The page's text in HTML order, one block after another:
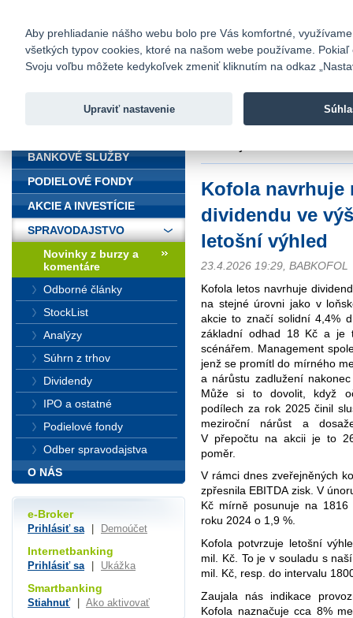
Fio banka
Fio banka
Kofola navrhuje
dividendu ve
letošní výhled
23.4.2026 19:29, BABKOFOL
Kofola letos navrhuje
na stejné úrovni jako v
akcie to značí solidní 4,4%
základní odhad 18 Kč a je
scénářem. Management
jenž se promítl do mírného
a nárůstu zadlužení
Může si to dovolit, když
podílech za rok 2025 činil
meziroční nárůst a
V přepočtu na akcii je to
poměr.
V rámci dnes zveřejněných
zpřesnila EBITDA zisk. V
Kč mírně posunuje na
roku 2024 o 1,9 %.
Kofola potvrzuje letošní
mil. Kč. To je v souladu s
mil. Kč, resp. do intervalu
Zaujala nás indikace
Kofola naznačuje cca 8%
BANKOVÉ SLUŽBY
PODIELOVÉ FONDY
AKCIE A INVESTÍCIE
SPRAVODAJSTVO
Novinky z burzy a
komentáre
Odborné články
StockList
Analýzy
Súhrn z trhov
Dividendy
IPO a ostatné
Podielové fondy
Odber spravodajstva
O NÁS
e-Broker
Prihlásiť sa Demoúčet
Internetbanking
Prihlásiť sa Ukážka
Smartbanking
Stiahnuť Ako aktivovať
Aby prehliadanie nášho webu bolo pre Vás komfortné,
všetkých typov cookies, ktoré na našom webe používame.
Svoju voľbu môžete kedykoľvek zmeniť kliknutím na odkaz
Upraviť nastavenie